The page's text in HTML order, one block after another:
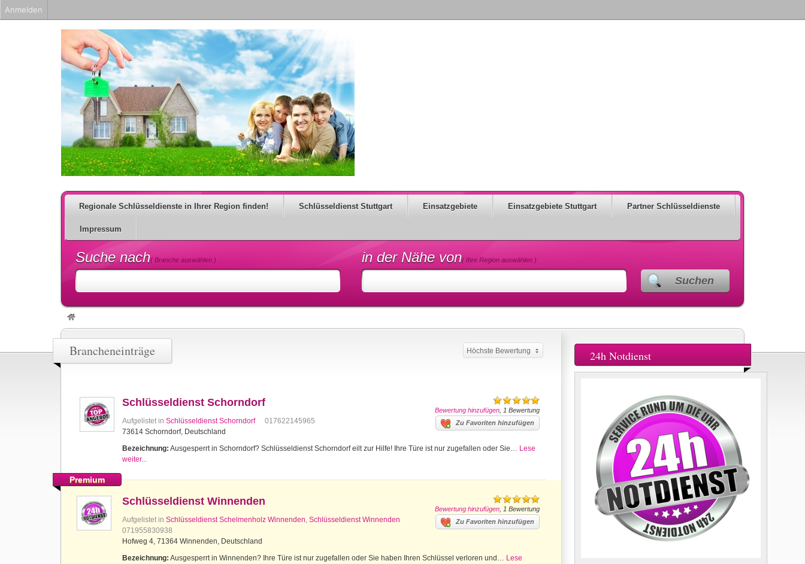
Regionale Schlüsseldienste in Ihrer Region finden! Schlüsseldienst Stuttgart Einsatzgebiete Einsatzgebiete Stuttgart Partner Schlüsseldienste
Impressum
Suche nach( Branche auswählen ) in der Nähe von( Ihre Region auswählen )
Suchen
Brancheneinträge Höchste Bewertung
Bewertung hinzufügen , 1 Bewertung
Schlüsseldienst Schorndorf
Aufgelistet in Schlüsseldienst Schorndorf Zu Favoriten hinzufügen
017622145965
73614 Schorndorf, Deutschland
Bezeichnung: Ausgesperrt in Schorndorf? Schlüsseldienst Schorndorf eilt zur Hilfe! Ihre Türe ist nur zugefallen oder Sie… Lese
weiter...
Premium
Bewertung hinzufügen , 1 Bewertung
Schlüsseldienst Winnenden
Aufgelistet in Schlüsseldienst Schelmenholz Winnenden, Schlüsseldienst Winnenden Zu Favoriten hinzufügen
071955830938
Hofweg 4, 71364 Winnenden, Deutschland
Bezeichnung: Ausgesperrt in Winnenden? Ihre Türe ist nur zugefallen oder Sie haben Ihren Schlüssel verloren und… Lese
24h Notdienst
Anmelden